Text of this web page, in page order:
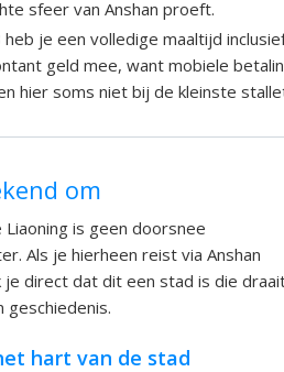
sfeer van Anshan proeft.
je een volledige maaltijd
geld mee, want mobiele
hier soms niet bij de kleinste
om
Liaoning is geen doorsnee
Als je hierheen reist via Anshan
je direct dat dit een stad is die
geschiedenis.
hart van de stad